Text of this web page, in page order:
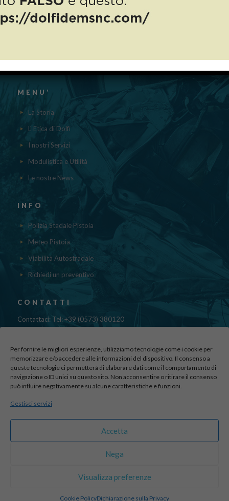
Per fornire le migliori esperienze, utilizziamo tecnologie come i cookie per
memorizzare e/o accedere alle informazioni del dispositivo. Il consenso a
queste tecnologie ci permetterà di elaborare dati come il comportamento di
navigazione o ID unici su questo sito. Non acconsentire o ritirare il consenso
può influire negativamente su alcune caratteristiche e funzioni.
Gestisci servizi
Accetta
Nega
Visualizza preferenze
Cookie PolicyDichiarazione sulla Privacy
PUBBLICAZIONE AIUTI DI STATO
MENU’
La Storia
L' Etica di Dolfi
I nostri Servizi
Modulistica e Utilità
Le nostre News
INFO
Polizia Stadale Pistoia
Meteo Pistoia
Viabilità Autostradale
Richiedi un preventivo
CONTATTI
Contattaci: Tel: +39 (0573) 380120
Fax: 39 (0573) 985420
Via di Canapale, 10
51100 PISTOIA
Find us here:
sito realizzato da
Reserved | Credits